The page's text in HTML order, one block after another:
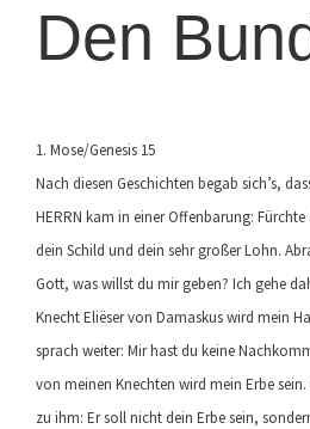
Den
1. Mose/Genesis 15
Nach diesen Geschichten begab sich’s,
HERRN kam in einer Offenbarung:
dein Schild und dein sehr großer Lohn.
Gott, was willst du mir geben? Ich gehe
Knecht Eliëser von Damaskus wird mein
sprach weiter: Mir hast du keine
von meinen Knechten wird mein Erbe sein.
zu ihm: Er soll nicht dein Erbe sein,